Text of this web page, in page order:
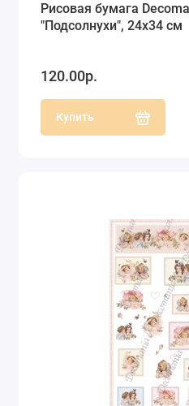
Рисовая бумага
"Подсолнухи", 24х34 см
120.00р.
Купить